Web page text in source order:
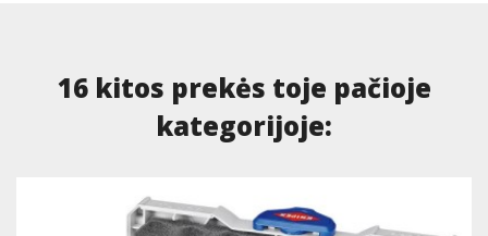
16 kitos prekės toje pačioje
kategorijoje: